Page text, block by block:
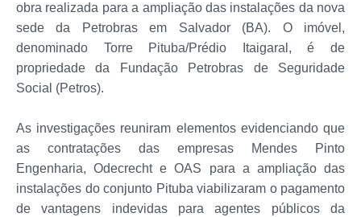
obra realizada para a ampliação das instalações da nova
sede da Petrobras em Salvador (BA). O imóvel,
denominado Torre Pituba/Prédio Itaigaral, é de
propriedade da Fundação Petrobras de Seguridade
Social (Petros).
As investigações reuniram elementos evidenciando que
as contratações das empresas Mendes Pinto
Engenharia, Odecrecht e OAS para a ampliação das
instalações do conjunto Pituba viabilizaram o pagamento
de vantagens indevidas para agentes públicos da